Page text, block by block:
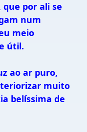
por ali se
num
meio
útil.
ao ar puro,
muito
belíssima de